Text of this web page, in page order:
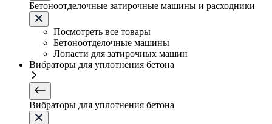
Бетоноотделочные затирочные машины и расходники
Посмотреть все товары
Бетоноотделочные машины
Лопасти для затирочных машин
Вибраторы для уплотнения бетона
Вибраторы для уплотнения бетона